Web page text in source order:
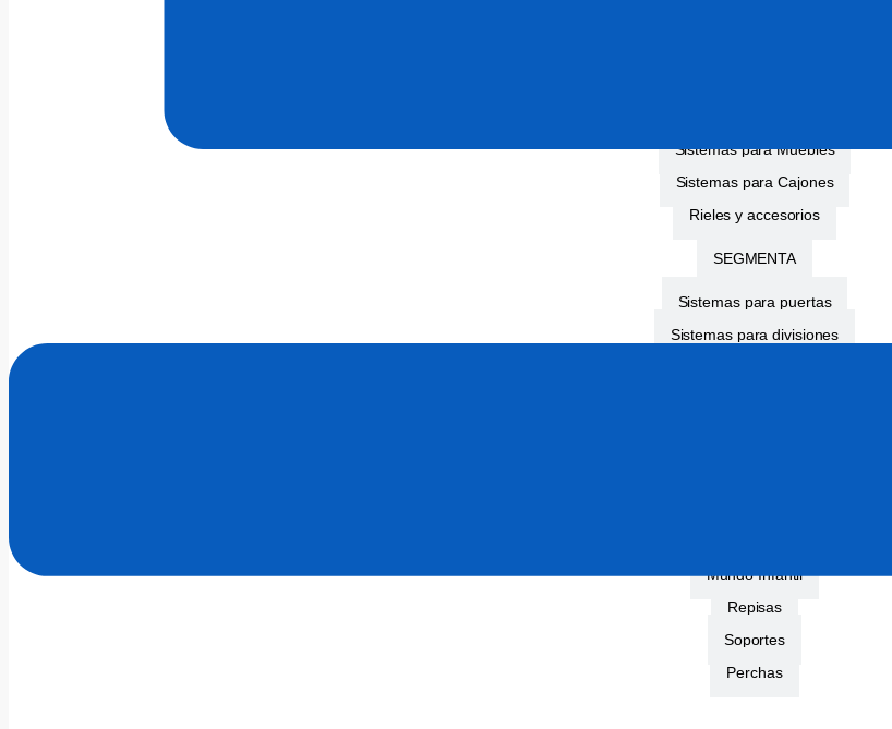
Sistemas para Muebles
Sistemas para Cajones
Rieles y accesorios
SEGMENTA
Sistemas para puertas
Sistemas para divisiones
Mundo Infantil
Repisas
Soportes
Perchas